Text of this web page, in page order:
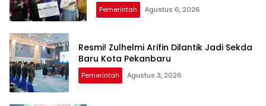
Pemerintah Agustus 6, 2026
Resmi! Zulhelmi Arifin Dilantik Jadi Sekda
Baru Kota Pekanbaru
Pemerintah Agustus 3, 2026